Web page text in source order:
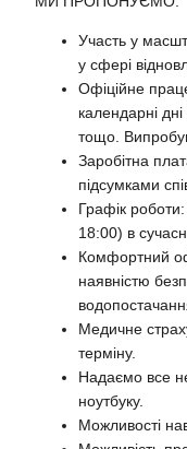
Участь у
у сфері
Офіційне
календарні дні
тощо.
Заробітна
підсумками
Графік
18:00) в
Комфортний
наявністю
Медичне
терміну.
Надаємо все
ноутбуку.
Можливості